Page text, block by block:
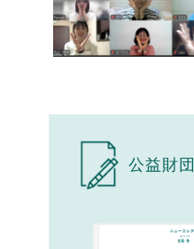
公益財